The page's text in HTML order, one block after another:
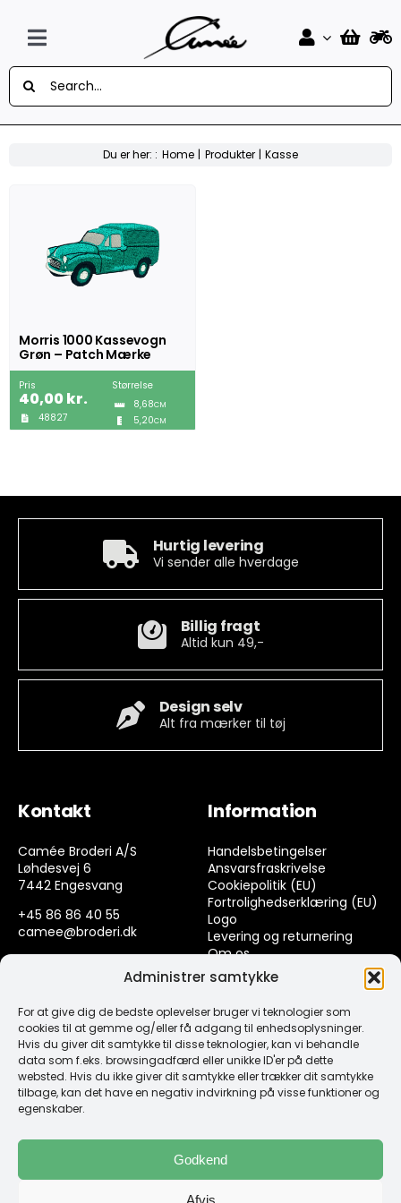
Administrer samtykke
For at give dig de bedste oplevelser bruger vi teknologier som
cookies til at gemme og/eller få adgang til enhedsoplysninger.
Hvis du giver dit samtykke til disse teknologier, kan vi behandle
data som f.eks. browsingadfærd eller unikke ID'er på dette
websted. Hvis du ikke giver dit samtykke eller trækker dit samtykke
tilbage, kan det have en negativ indvirkning på visse funktioner og
egenskaber.
Godkend
Afvis
contentToggle
Navigation
Forside
Design Selv Mærker
Auto
Musik
Sport
ØL & Spiritus
Andre Mærker
Søg
efter:
Du er her: : Home Produkter Kasse
Morris 1000 Kassevogn
Grøn – Patch Mærke
Pris
40,00kr.
48827
Størrelse
8,68CM
5,20CM
Hurtig levering
Vi sender alle hverdage
Billig fragt
Altid kun 49,-
Design selv
Alt fra mærker til tøj
Kontakt
Camée Broderi A/S
Løhdesvej 6
7442 Engesvang
+45 86 86 40 55
camee@broderi.dk
Information
Handelsbetingelser
Ansvarsfraskrivelse
Cookiepolitik (EU)
Fortrolighedserklæring (EU)
Logo
Levering og returnering
Om os
Kontakt
Links
Spørgsmål & Svar
Tråd
Design selv guide
Konto
Log ind